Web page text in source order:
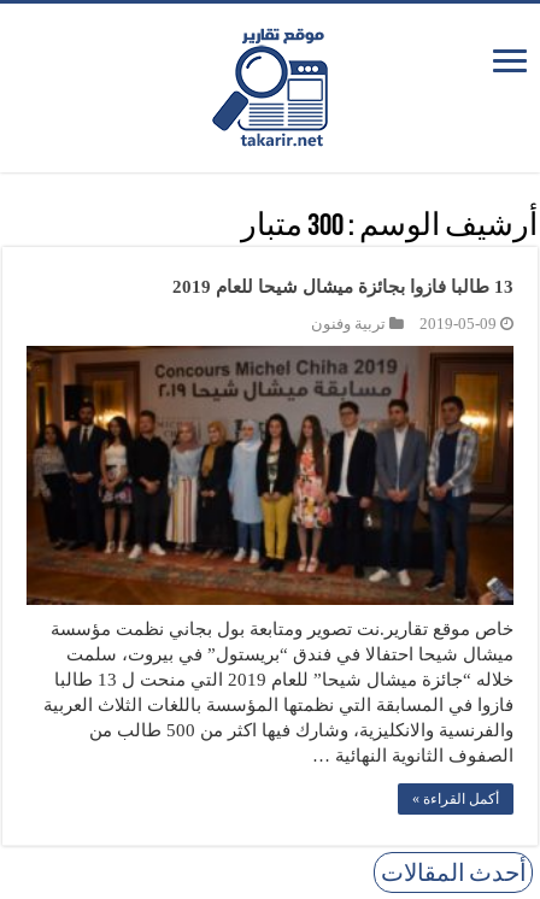
أرشيف الوسم :300 متبار
13 طالبا فازوا بجائزة ميشال شيحا للعام 2019
2019-05-09 تربية وفنون
خاص موقع تقارير.نت تصوير ومتابعة بول بجاني نظمت مؤسسة
ميشال شيحا احتفالا في فندق “بريستول” في بيروت، سلمت
خلاله “جائزة ميشال شيحا” للعام 2019 التي منحت ل 13 طالبا
فازوا في المسابقة التي نظمتها المؤسسة باللغات الثلاث العربية
والفرنسية والانكليزية، وشارك فيها اكثر من 500 طالب من
الصفوف الثانوية النهائية …
أكمل القراءة »
أحدث المقالات